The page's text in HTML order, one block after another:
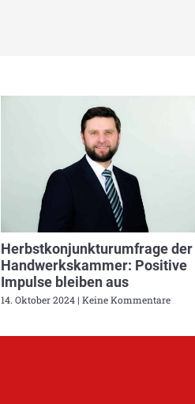
Herbstkonjunkturumfrage der
Handwerkskammer: Positive
Impulse bleiben aus
14. Oktober 2024 Keine Kommentare